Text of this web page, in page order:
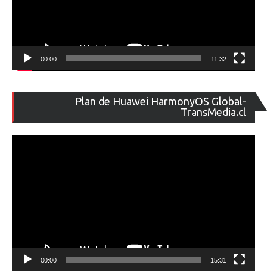
00:00 11:32
Plan de Huawei HarmonyOS Global-
TransMedia.cl
de
00:00 15:31